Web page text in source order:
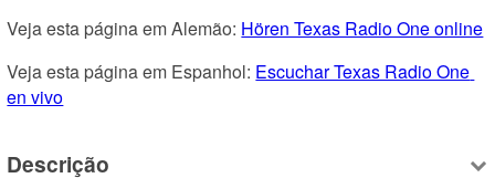
Veja esta página em Alemão: Hören Texas Radio One online
Veja esta página em Espanhol: Escuchar Texas Radio One
en vivo
Descrição